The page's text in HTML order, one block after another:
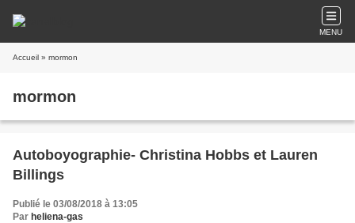
MENU
Accueil » mormon
mormon
Autoboyographie- Christina Hobbs et Lauren
Billings
Publié le 03/08/2018 à 13:05
Par heliena-gas